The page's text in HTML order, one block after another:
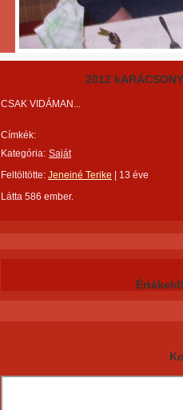
2012
CSAK VIDÁMAN...
Címkék:
Kategória: Saját
Feltöltötte: Jeneiné Terike
13 éve
Látta 586 ember.